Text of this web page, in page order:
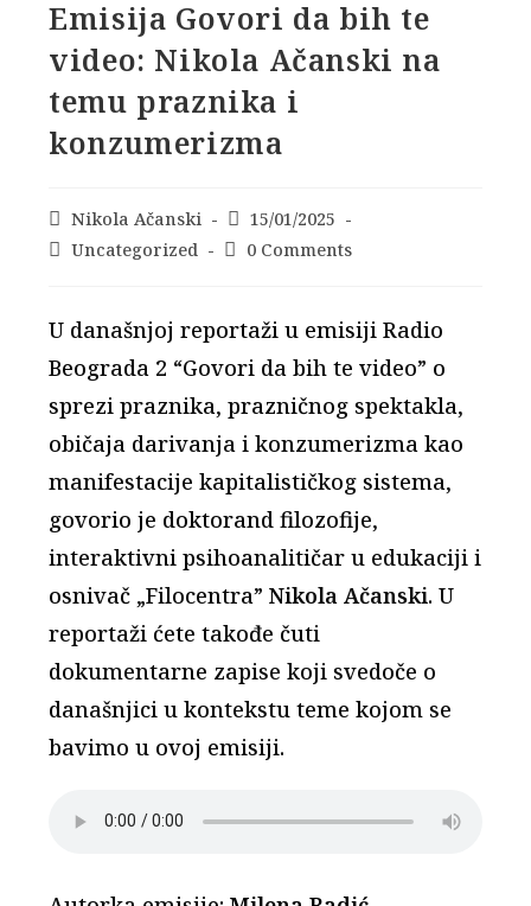
Emisija Govori da bih te
video: Nikola Ačanski na
temu praznika i
konzumerizma
Post
author:
Nikola Ačanski
Post
published:
15/01/2025
PostUncategorized
Post0 Comments
U današnjoj reportaži u emisiji Radio
Beograda 2 “Govori da bih te video” o
sprezi praznika, prazničnog spektakla,
običaja darivanja i konzumerizma kao
manifestacije kapitalističkog sistema,
govorio je doktorand filozofije,
interaktivni psihoanalitičar u edukaciji i
osnivač „Filocentra”Nikola Ačanski. U
reportaži ćete takođe čuti
dokumentarne zapise koji svedoče o
današnjici u kontekstu teme kojom se
bavimo u ovoj emisiji.